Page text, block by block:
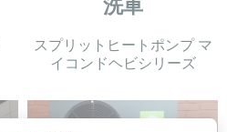
洗車
スプリットヒートポンプ マ
イコンドヘビシリーズ